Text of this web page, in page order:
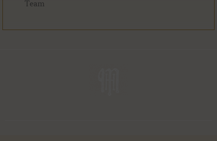
Team